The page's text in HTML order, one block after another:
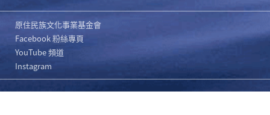
原住民族文化事業基金會
Facebook 粉絲專頁
YouTube 頻道
Instagram